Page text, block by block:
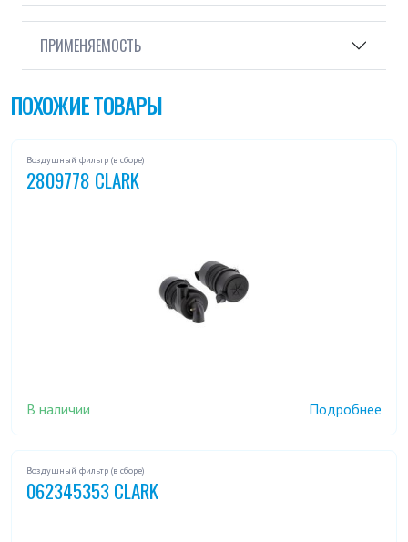
ПРИМЕНЯЕМОСТЬ
ПОХОЖИЕ ТОВАРЫ
Воздушный фильтр (в сборе)
2809778 CLARK
В наличии Подробнее
Воздушный фильтр (в сборе)
062345353 CLARK